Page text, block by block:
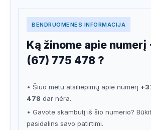
BENDRUOMENĖS INFORMACIJA
Ką žinome apie numerį
(67) 775 478 ?
• Šiuo metu atsiliepimų apie numerį
478 dar nėra.
• Gavote skambutį iš šio numerio?
pasidalins savo patirtimi.